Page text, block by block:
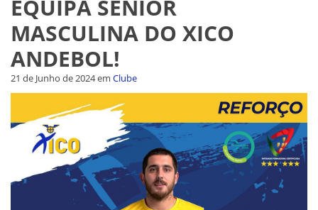
EQUIPA SÉNIOR
MASCULINA DO XICO
ANDEBOL!
21 de Junho de 2024em Clube